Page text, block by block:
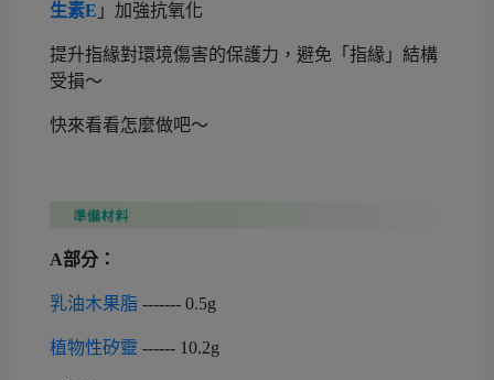
生素E 」加強抗氧化
提升指緣對環境傷害的保護力，避免「指緣」結構
受損～
快來看看怎麼做吧～
A部分：
乳油木果脂 ------- 0.5g
植物性矽靈 ------ 10.2g